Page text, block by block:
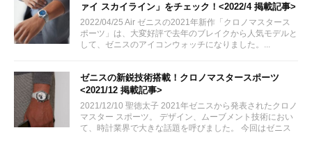
ァイ スカイライン」をチェック！<2022/4 掲載記事>
2022/04/25 Air ゼニスの2021年新作「クロノマスタース
ポーツ」は、大変好評で去年のブレイクから人気モデルと
して、ゼニスのアイコンウォッチになりました。...
ゼニスの新鋭技術搭載！クロノマスタースポーツ
<2021/12 掲載記事>
2021/12/10 聖徳太子 2021年ゼニスから発表されたクロノ
マスター スポーツ。 デザイン、ムーブメント技術におい
て、時計業界で大きな話題を呼びました。 今回はゼニス